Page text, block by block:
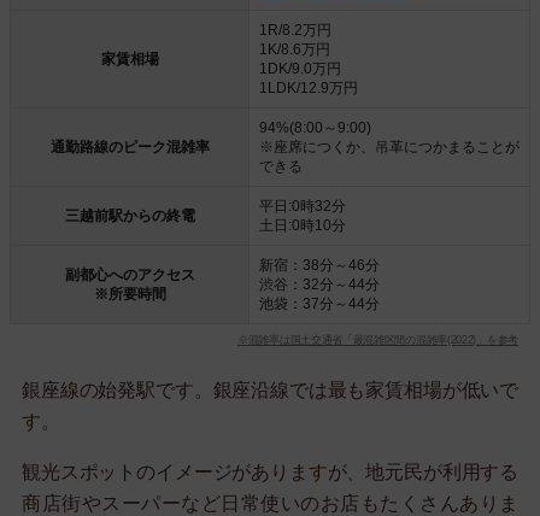
家賃相場
1R/8.2万円
1K/8.6万円
1DK/9.0万円
1LDK/12.9万円
通勤路線のピーク混雑率
94%(8:00～9:00)
※座席につくか、吊革につかまることが
できる
三越前駅からの終電
平日:0時32分
土日:0時10分
副都心へのアクセス
※所要時間
新宿：38分～46分
渋谷：32分～44分
池袋：37分～44分
※混雑率は国土交通省「最混雑区間の混雑率(2022)」を参考
銀座線の始発駅です。銀座沿線では最も家賃相場が低いで
す。
観光スポットのイメージがありますが、地元民が利用する
商店街やスーパーなど日常使いのお店もたくさんありま